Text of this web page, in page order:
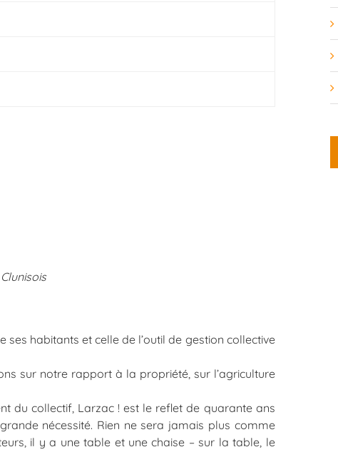
ses habitants et celle de l’outil de gestion collective
sur notre rapport à la propriété, sur l’agriculture
du collectif, Larzac ! est le reflet de quarante ans
nécessité. Rien ne sera jamais plus comme
il y a une table et une chaise – sur la table, le